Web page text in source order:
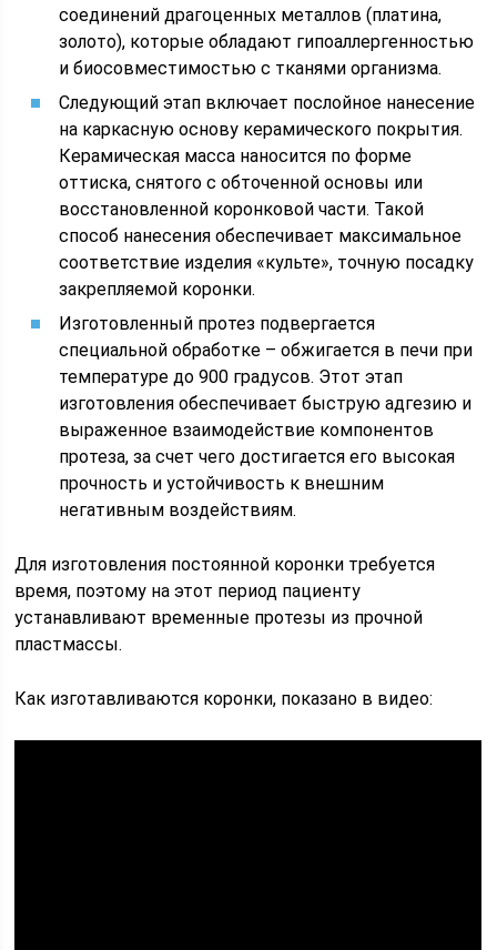
соединений драгоценных металлов (платина,
золото), которые обладают гипоаллергенностью
и биосовместимостью с тканями организма.
Следующий этап включает послойное нанесение
на каркасную основу керамического покрытия.
Керамическая масса наносится по форме
оттиска, снятого с обточенной основы или
восстановленной коронковой части. Такой
способ нанесения обеспечивает максимальное
соответствие изделия «культе», точную посадку
закрепляемой коронки.
Изготовленный протез подвергается
специальной обработке – обжигается в печи при
температуре до 900 градусов. Этот этап
изготовления обеспечивает быструю адгезию и
выраженное взаимодействие компонентов
протеза, за счет чего достигается его высокая
прочность и устойчивость к внешним
негативным воздействиям.
Для изготовления постоянной коронки требуется
время, поэтому на этот период пациенту
устанавливают временные протезы из прочной
пластмассы.
Как изготавливаются коронки, показано в видео: